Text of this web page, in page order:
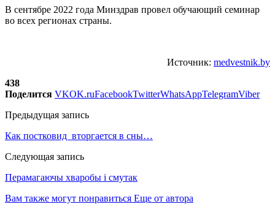
В сентябре 2022 года Минздрав провел обучающий семинар
во всех регионах страны.
Источник: medvestnik.by
438
Поделится VKOK.ruFacebookTwitterWhatsAppTelegramViber
Предыдущая запись
Как постковид вторгается в сны…
Следующая запись
Перамагаючы хваробы і смутак
Вам также могут понравиться Еще от автора